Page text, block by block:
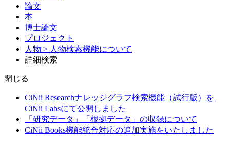
論文
本
博士論文
プロジェクト
人物 > 人物検索機能について
詳細検索
閉じる
CiNii Researchナレッジグラフ検索機能（試行版）を
CiNii Labsにて公開しました
「研究データ」「根拠データ」の収録について
CiNii Books機能統合対応の追加実施をいたしました